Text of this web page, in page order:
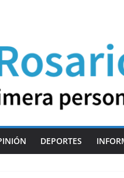
DEPORTES